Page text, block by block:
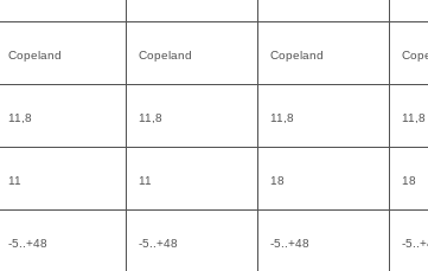
Copeland Copeland Copeland
11,8 11,8 11,8 11,8
11 11 18 18
-5..+48 -5..+48 -5..+48 -